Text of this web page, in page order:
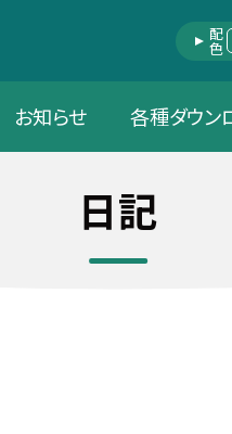
配色
お知らせ 各種ダウン
日記